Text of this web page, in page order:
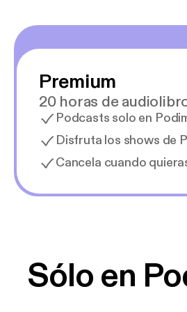
Premium
20 horas de
Podcasts solo en
Disfruta los shows de
Cancela cuando
Sólo en